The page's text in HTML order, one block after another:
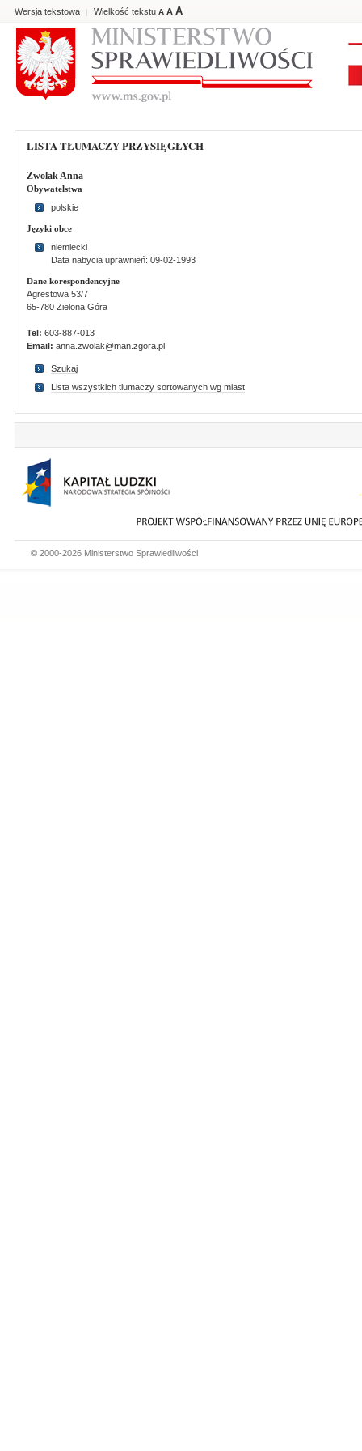
Wersja tekstowa | Wielkość tekstu A A A
LISTA TŁUMACZY PRZYSIĘGŁYCH
Zwolak Anna
Obywatelstwa
polskie
Języki obce
niemiecki
Data nabycia uprawnień: 09-02-1993
Dane korespondencyjne
Agrestowa 53/7
65-780 Zielona Góra
Tel: 603-887-013
Email: anna.zwolak@man.zgora.pl
Szukaj
Lista wszystkich tlumaczy sortowanych wg miast
© 2000-2026 Ministerstwo Sprawiedliwości